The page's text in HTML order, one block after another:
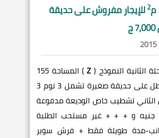
2للإيجار مفروش على حديقة
الثانية النموذج ( Z
) المساحة 155
شرقي و غربي تطل على حديقة صغيرة تشمل 3 نوم 3
الثاني تشطيب خاص الوديعة مدفوعة
للإيجار مفروش 7,000 جنيه و + + + غير مستحب الطلبة
مدة طويلة فقط + فرش سوبر